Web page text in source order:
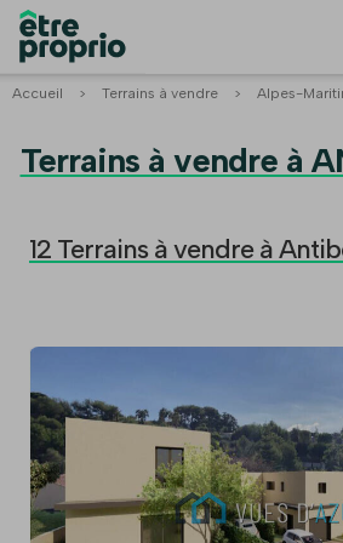
Accueil > Terrains à vendre > Alpes-
Terrains à vendre à
12 Terrains à vendre à